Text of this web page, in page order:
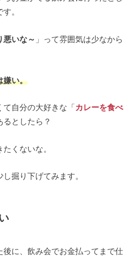
。
悪いな～ 」って雰囲気は少なから
嫌い。
自分の大好きな「 カレーを食べ
るとしたら？
くないな。
掘り下げてみます。
後に、飲み会でお金払ってまで仕